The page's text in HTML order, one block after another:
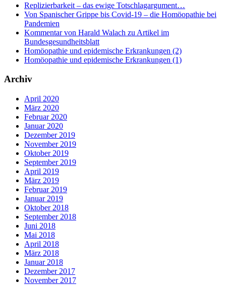
Replizierbarkeit – das ewige Totschlagargument…
Von Spanischer Grippe bis Covid-19 – die Homöopathie bei
Pandemien
Kommentar von Harald Walach zu Artikel im
Bundesgesundheitsblatt
Homöopathie und epidemische Erkrankungen (2)
Homöopathie und epidemische Erkrankungen (1)
Archiv
April 2020
März 2020
Februar 2020
Januar 2020
Dezember 2019
November 2019
Oktober 2019
September 2019
April 2019
März 2019
Februar 2019
Januar 2019
Oktober 2018
September 2018
Juni 2018
Mai 2018
April 2018
März 2018
Januar 2018
Dezember 2017
November 2017